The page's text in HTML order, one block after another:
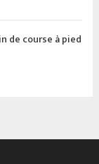
de course à pied